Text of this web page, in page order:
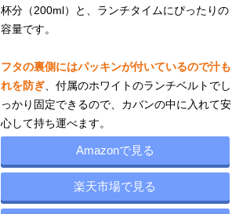
杯分（200ml）と、ランチタイムにぴったりの
容量です。
フタの裏側にはパッキンが付いているので汁も
れを防ぎ、付属のホワイトのランチベルトでし
っかり固定できるので、カバンの中に入れて安
心して持ち運べます。
Amazonで見る
楽天市場で見る